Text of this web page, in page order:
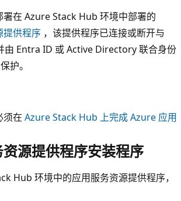
署在 Azure Stack Hub 环境中部署的
提供程序 ，该提供程序已连接或断开与
Entra ID 或 Active Directory 联合身份
护。
须在 Azure Stack Hub 上完成 Azure 应用
源提供程序安装程序
Hub 环境中的应用服务资源提供程序，